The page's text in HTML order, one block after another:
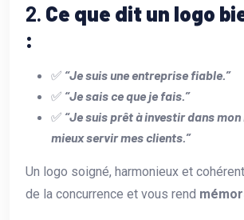
2. Ce que dit un logo
:
✅ “Je suis une entreprise fiable.”
✅ “Je sais ce que je fais.”
✅ “Je suis prêt à investir dans
mieux servir mes clients.”
Un logo soigné, harmonieux et
de la concurrence et vous rend